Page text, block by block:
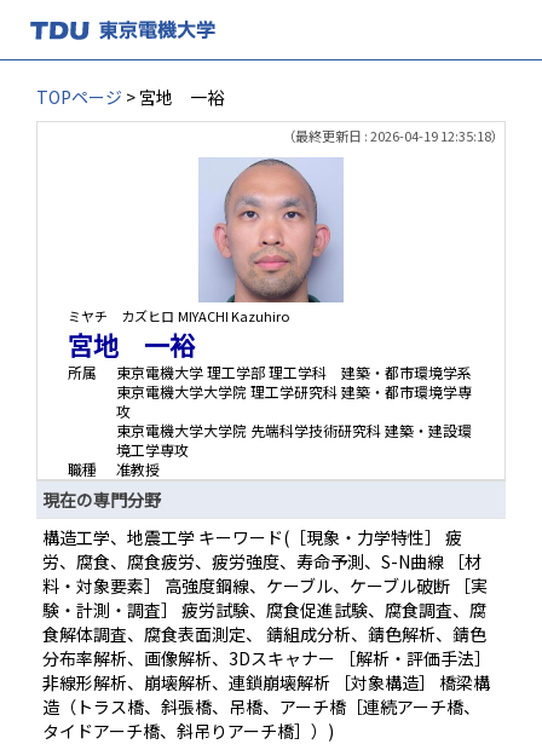
TOPページ > 宮地 一裕
（最終更新日 : 2026-04-19 12:35:18）
ミヤチ カズヒロ MIYACHI Kazuhiro
宮地 一裕
所属
東京電機大学 理工学部 理工学科 建築・都市環境学系
東京電機大学大学院 理工学研究科 建築・都市環境学専
攻
東京電機大学大学院 先端科学技術研究科 建築・建設環
境工学専攻
職種
准教授
現在の専門分野
構造工学、地震工学 キーワード(［現象・力学特性］ 疲
労、腐食、腐食疲労、疲労強度、寿命予測、S-N曲線 ［材
料・対象要素］ 高強度鋼線、ケーブル、ケーブル破断 ［実
験・計測・調査］ 疲労試験、腐食促進試験、腐食調査、腐
食解体調査、腐食表面測定、 錆組成分析、錆色解析、錆色
分布率解析、画像解析、3Dスキャナー ［解析・評価手法］
非線形解析、崩壊解析、連鎖崩壊解析 ［対象構造］ 橋梁構
造（トラス橋、斜張橋、吊橋、アーチ橋［連続アーチ橋、
タイドアーチ橋、斜吊りアーチ橋］）)